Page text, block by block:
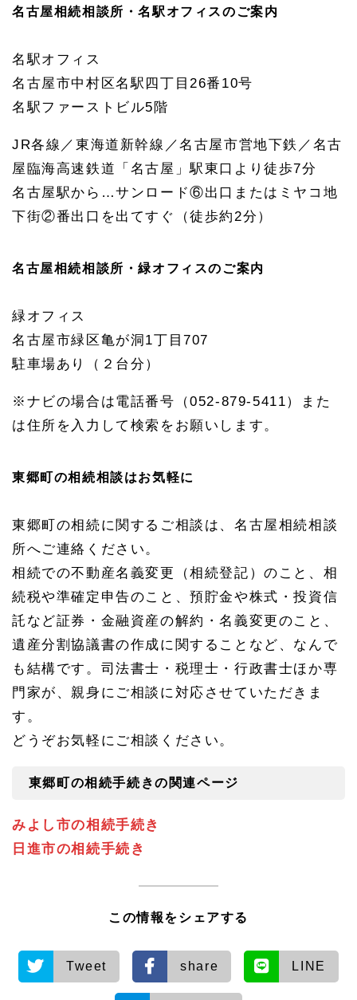
名古屋相続相談所・名駅オフィスのご案内
名駅オフィス
名古屋市中村区名駅四丁目 26番 10号
名駅ファーストビル5 階
JR各線／東海道新幹線／名古屋市営地下鉄／名古
屋臨海高速鉄道「名古屋」駅東口より徒歩7分
名古屋駅から …サンロード⑥出口またはミヤコ地
下街②番出口を出てすぐ（徒歩約 2分）
名古屋相続相談所・緑オフィスのご案内
緑オフィス
名古屋市緑区亀が洞1丁目707
駐車場あり（２台分）
※ナビの場合は電話番号（052-879-5411）また
は住所を入力して検索をお願いします。
東郷町の相続相談はお気軽に
東郷町の相続に関するご相談は、名古屋相続相談
所へご連絡ください。
相続での不動産名義変更（相続登記）のこと、相
続税や準確定申告のこと、預貯金や株式・投資信
託など証券・金融資産の解約・名義変更のこと、
遺産分割協議書の作成に関することなど、なんで
も結構です。司法書士・税理士・行政書士ほか専
門家が、親身にご相談に対応させていただきま
す。
どうぞお気軽にご相談ください。
東郷町の相続手続きの関連ページ
みよし市の相続手続き
日進市の相続手続き
この情報をシェアする
Tweet share LINE